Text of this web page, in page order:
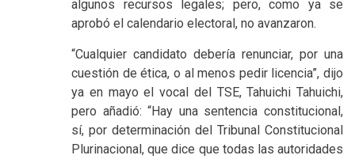
algunos recursos legales; pero, como ya se
aprobó el calendario electoral, no avanzaron.
“Cualquier candidato debería renunciar, por una
cuestión de ética, o al menos pedir licencia”, dijo
ya en mayo el vocal del TSE, Tahuichi Tahuichi,
pero añadió: “Hay una sentencia constitucional,
sí, por determinación del Tribunal Constitucional
Plurinacional, que dice que todas las autoridades